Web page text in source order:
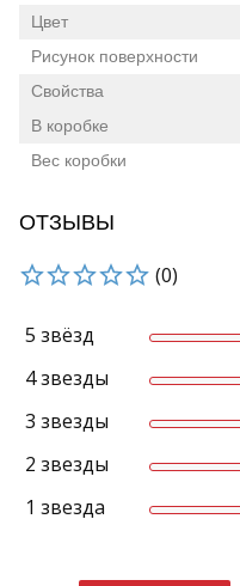
Цвет
Рисунок поверхности
Свойства
В коробке
Вес коробки
ОТЗЫВЫ
(0)
5 звёзд
4 звезды
3 звезды
2 звезды
1 звезда